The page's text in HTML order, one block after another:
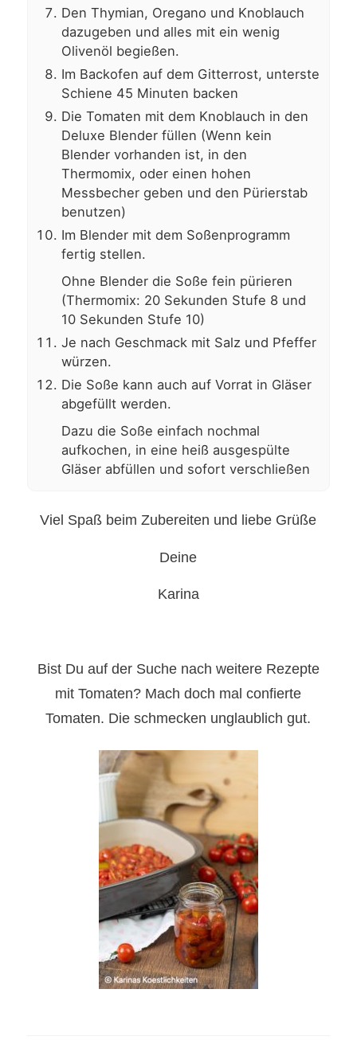
Den Thymian, Oregano und Knoblauch
dazugeben und alles mit ein wenig
Olivenöl begießen.
Im Backofen auf dem Gitterrost, unterste
Schiene 45 Minuten backen
Die Tomaten mit dem Knoblauch in den
Deluxe Blender füllen (Wenn kein
Blender vorhanden ist, in den
Thermomix, oder einen hohen
Messbecher geben und den Pürierstab
benutzen)
Im Blender mit dem Soßenprogramm
fertig stellen.
Ohne Blender die Soße fein pürieren
(Thermomix: 20 Sekunden Stufe 8 und
10 Sekunden Stufe 10)
Je nach Geschmack mit Salz und Pfeffer
würzen.
Die Soße kann auch auf Vorrat in Gläser
abgefüllt werden.
Dazu die Soße einfach nochmal
aufkochen, in eine heiß ausgespülte
Gläser abfüllen und sofort verschließen
Viel Spaß beim Zubereiten und liebe Grüße
Deine
Karina
Bist Du auf der Suche nach weitere Rezepte
mit Tomaten? Mach doch mal confierte
Tomaten. Die schmecken unglaublich gut.